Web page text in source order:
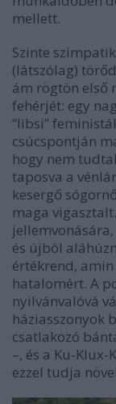
mellett.
Szinte
(látszólag)
ám rögtön első
fehérjét: egy
“libsi”
csúcspontján
hogy nem
taposva a
kesergő
maga
és újból
értékrend,
hatalomért. A
nyilvánvalóvá
háziasszonyok
csatlakozó
–, és a Ku-
ezzel tudja